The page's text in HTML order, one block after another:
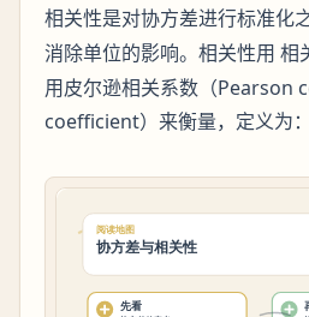
相关性是对协方差进行标准化
消除单位的影响。相关性用 相
用皮尔逊相关系数（Pearson
coefficient）来衡量，定义为：